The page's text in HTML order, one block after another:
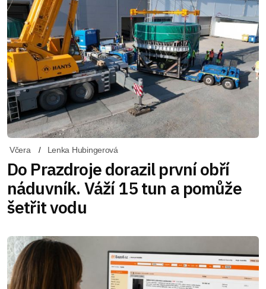
Včera Lenka Hubingerová
Do Prazdroje dorazil první obří
náduvník. Váží 15 tun a pomůže
šetřit vodu